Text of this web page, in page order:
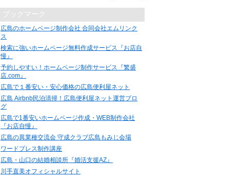
ブックマーク
広島のホームページ制作会社 合同会社エムリンク
ス
検索に強いホームページ無料作成サービス『お店自
慢』
予約しやすい！ホームページ制作サービス『繁盛
店.com』
広島で１番安い・安心価格の広島便利屋ネット
広島 Airbnb民泊清掃！広島便利屋ネット運営ブロ
グ
広島で1番安いホームページ作成・WEB制作会社
『お店自慢』
広島の異業種交流会 守成クラブ広島もみじ会場
ワードプレス制作講座
広島・山口の結婚相談所『婚活支援AZ』
川手直美オフィシャルサイト